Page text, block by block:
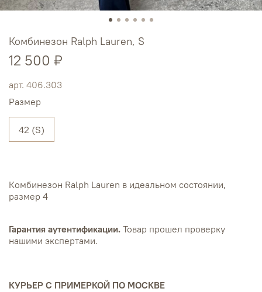
арт. 406.303
Комбинезон Ralph Lauren, S
12 500 ₽
Размер
42 (S)
Комбинезон Ralph Lauren в идеальном состоянии,
размер 4
Гарантия аутентификации. Товар прошел проверку
нашими экспертами.
КУРЬЕР С ПРИМЕРКОЙ ПО МОСКВЕ